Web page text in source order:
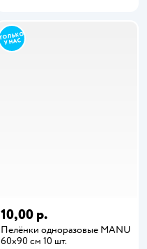
10,00 р.
Пелёнки одноразовые MANU
60х90 см 10 шт.